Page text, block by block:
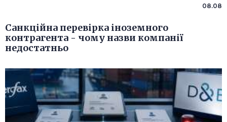
08.08
Санкційна перевірка іноземного
контрагента - чому назви компанії
недостатньо